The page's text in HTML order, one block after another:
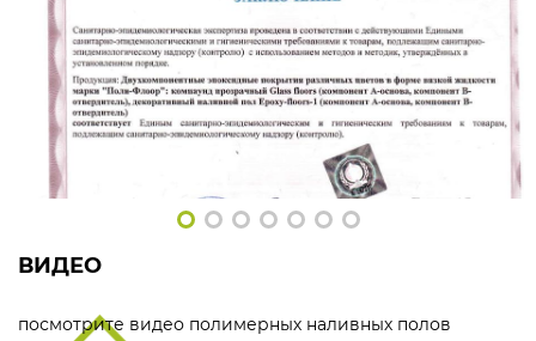
ВИДЕО
посмотрите видео полимерных наливных полов